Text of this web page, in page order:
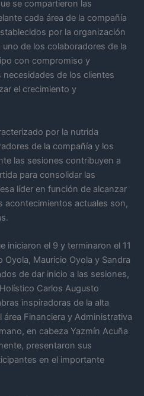
se compartieron las
cada área de la compañía
por la organización
de los colaboradores de la
con compromiso y
de los clientes
el crecimiento y
por la nutrida
de la compañía y los
las sesiones contribuyen a
para consolidar las
líder en función de alcanzar
acontecimientos actuales son,
iniciaron el 9 y terminaron el 11
Mauricio Oyola y Sandra
de dar inicio a las sesiones,
Carlos Augusto
inspiradoras de la alta
Financiera y Administrativa
en cabeza Yazmín Acuña
presentaron sus
en el importante